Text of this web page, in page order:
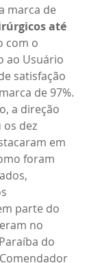
marca de
até
com o
ao Usuário
satisfação
de 97%.
a direção
dez
em
foram
parte do
no
do